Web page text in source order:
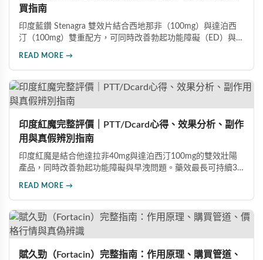
買指南
印度藍鑽 Stenagra 雙效片結合西地那非（100mg）與達泊西
汀（100mg）雙重配方，可同時改善勃起功能障礙（ED）與早
高的男性保健品選擇。
READ MORE →
印度紅魔完整評價｜PTT/Dcard心得、效果分析、副作
用與真假辨別指南
印度紅魔是結合他達拉非40mg與達泊西汀100mg的雙效壯陽
產品，同時改善勃起功能障礙與早洩問題。藥效最長可持續36
READ MORE →
賦久勁（Fortacin）完整指南：作用原理、購買管道、